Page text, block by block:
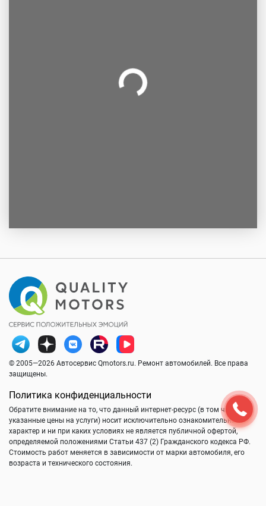
© 2005—2026 Автосервис Qmotors.ru. Ремонт автомобилей. Все права
защищены.
Политика конфиденциальности
Обратите внимание на то, что данный интернет-ресурс (в том числе
указанные цены на услуги) носит исключительно ознакомительный
характер и ни при каких условиях не является публичной офертой,
определяемой положениями Статьи 437 (2) Гражданского кодекса РФ.
Стоимость работ меняется в зависимости от марки автомобиля, его
возраста и технического состояния.